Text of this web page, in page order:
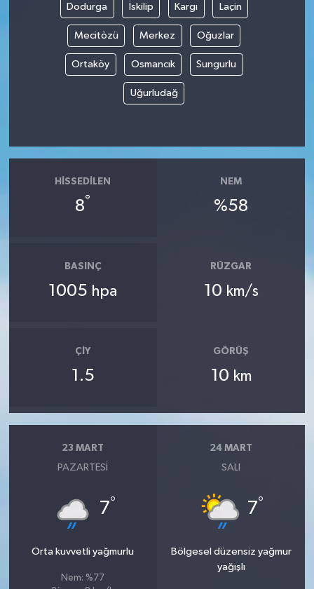
Dodurga İskilip Kargı Laçin
Mecitözü Merkez Oğuzlar
Ortaköy Osmancık Sungurlu
Uğurludağ
HISSEDILEN
8°
NEM
%58
BASINÇ
1005 hpa
RÜZGAR
10 km/s
ÇIY
1.5
GÖRÜŞ
10 km
23 MART
PAZARTESI
7°
Orta kuvvetli yağmurlu
Nem: %77
24 MART
SALI
7°
Bölgesel düzensiz yağmur
yağışlı
Tüm Haberler
Videolu Haberler